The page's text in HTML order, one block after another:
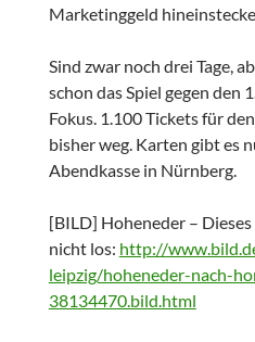
Marketinggeld
Sind zwar noch drei Tage,
schon das Spiel gegen den
Fokus. 1.100 Tickets für
bisher weg. Karten gibt es
Abendkasse in Nürnberg.
[BILD] Hoheneder –
nicht los: http://
leipzig/hoheneder-nach-
38134470.bild.html